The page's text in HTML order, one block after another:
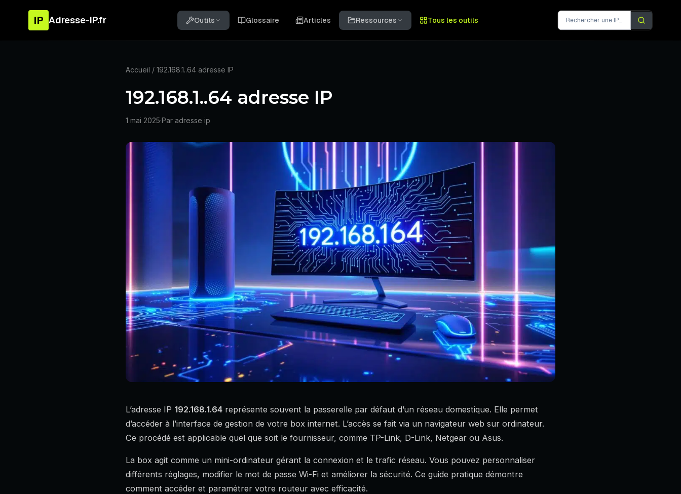
IP Adresse-IP.fr Outils Glossaire Articles Ressources Tous les outils
Accueil / 192.168.1..64 adresse IP
192.168.1..64 adresse IP
1 mai 2025·Par adresse ip
L’adresse IP 192.168.1.64 représente souvent la passerelle par défaut d’un réseau domestique. Elle permet
d’accéder à l’interface de gestion de votre box internet. L’accès se fait via un navigateur web sur ordinateur.
Ce procédé est applicable quel que soit le fournisseur, comme TP-Link, D-Link, Netgear ou Asus.
La box agit comme un mini-ordinateur gérant la connexion et le trafic réseau. Vous pouvez personnaliser
différents réglages, modifier le mot de passe Wi-Fi et améliorer la sécurité. Ce guide pratique démontre
comment accéder et paramétrer votre routeur avec efficacité.